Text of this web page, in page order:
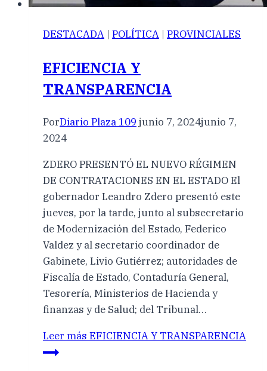
DESTACADA | POLÍTICA | PROVINCIALES
EFICIENCIA Y
TRANSPARENCIA
PorDiario Plaza 109 junio 7, 2024junio 7,
2024
ZDERO PRESENTÓ EL NUEVO RÉGIMEN
DE CONTRATACIONES EN EL ESTADO El
gobernador Leandro Zdero presentó este
jueves, por la tarde, junto al subsecretario
de Modernización del Estado, Federico
Valdez y al secretario coordinador de
Gabinete, Livio Gutiérrez; autoridades de
Fiscalía de Estado, Contaduría General,
Tesorería, Ministerios de Hacienda y
finanzas y de Salud; del Tribunal…
Leer más EFICIENCIA Y TRANSPARENCIA